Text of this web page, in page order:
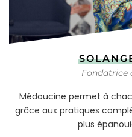
Fondatrice
Médoucine permet à
grâce aux pratiques
plus